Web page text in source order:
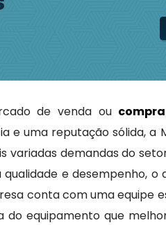
de venda ou
e uma reputação sólida, a
demandas do
e desempenho, o
conta com uma equipe
equipamento que